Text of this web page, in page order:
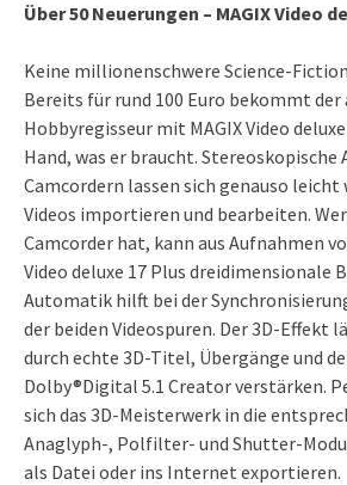
Über 50 Neuerungen – MAGIX Video
Keine millionenschwere Science-
Bereits für rund 100 Euro bekommt
Hobbyregisseur mit MAGIX Video
Hand, was er braucht. Stereoskopische
Camcordern lassen sich genauso leicht
Videos importieren und bearbeiten.
Camcorder hat, kann aus Aufnahmen
Video deluxe 17 Plus dreidimensionale
Automatik hilft bei der
der beiden Videospuren. Der 3D-Effekt
durch echte 3D-Titel, Übergänge und
Dolby®Digital 5.1 Creator verstärken.
sich das 3D-Meisterwerk in die
Anaglyph-, Polfilter- und Shutter-
als Datei oder ins Internet exportieren.